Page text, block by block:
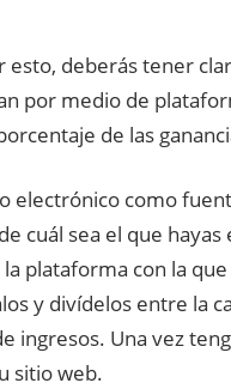
esto, deberás tener
por medio de
de las
electrónico como
cuál sea el que
plataforma con la
y divídelos entre la
ingresos. Una vez
sitio web.